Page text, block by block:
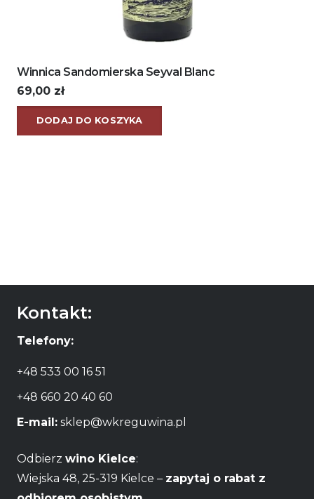
Winnica Sandomierska Seyval Blanc
69,00 zł
DODAJ DO KOSZYKA
Kontakt:
Telefony:
+48 533 00 16 51
+48 660 20 40 60
E-mail: sklep@wkreguwina.pl
Odbierz wino Kielce:
Wiejska 48, 25-319 Kielce – zapytaj o rabat z